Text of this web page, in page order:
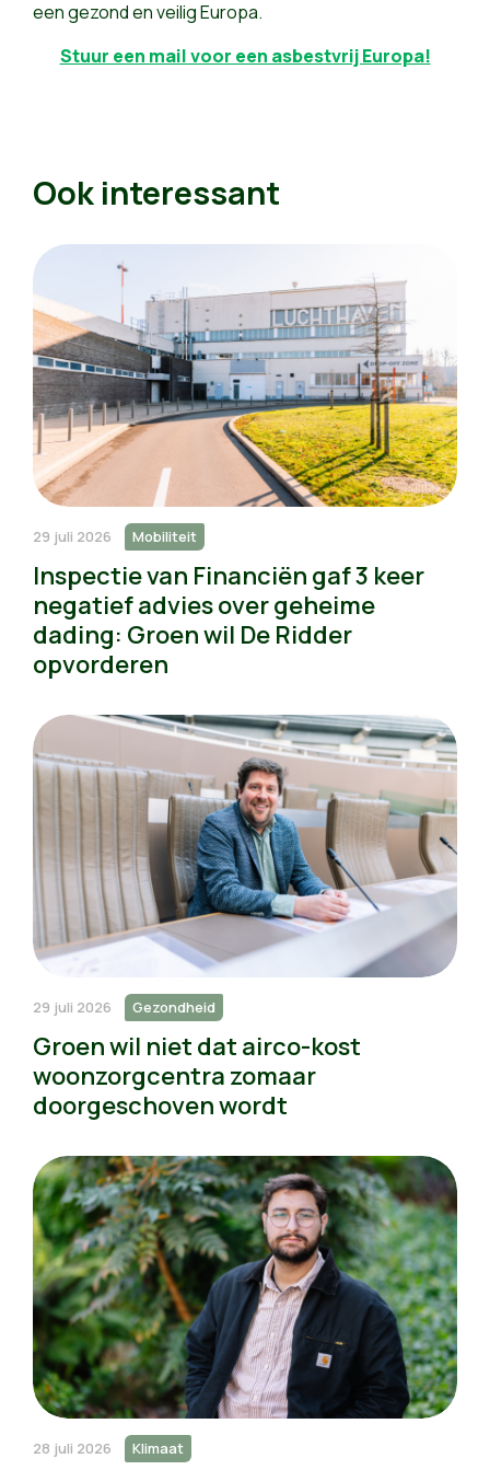
een gezond en veilig Europa.
Stuur een mail voor een asbestvrij Europa!
Ook interessant
29 juli 2026 Mobiliteit
Inspectie van Financiën gaf 3 keer
negatief advies over geheime
dading: Groen wil De Ridder
opvorderen
29 juli 2026 Gezondheid
Groen wil niet dat airco-kost
woonzorgcentra zomaar
doorgeschoven wordt
28 juli 2026 Klimaat